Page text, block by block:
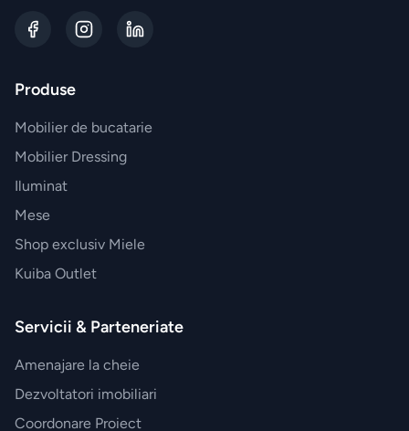
Produse
Mobilier de bucatarie
Mobilier Dressing
Iluminat
Mese
Shop exclusiv Miele
Kuiba Outlet
Servicii & Parteneriate
Amenajare la cheie
Dezvoltatori imobiliari
Coordonare Proiect